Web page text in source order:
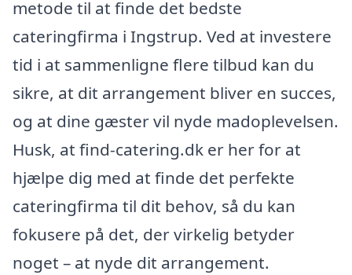
metode til at finde det bedste
cateringfirma i Ingstrup. Ved at investere
tid i at sammenligne flere tilbud kan du
sikre, at dit arrangement bliver en succes,
og at dine gæster vil nyde madoplevelsen.
Husk, at find-catering.dk er her for at
hjælpe dig med at finde det perfekte
cateringfirma til dit behov, så du kan
fokusere på det, der virkelig betyder
noget – at nyde dit arrangement.